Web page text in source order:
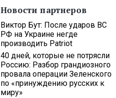
Новости партнеров
Виктор Бут: После ударов ВС
РФ на Украине негде
производить Patriot
40 дней, которые не потрясли
Россию: Разбор грандиозного
провала операции Зеленского
по «принуждению русских к
миру»